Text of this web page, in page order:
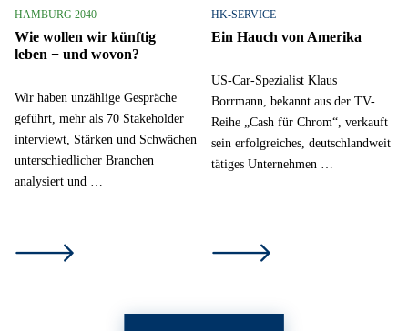
HAMBURG 2040
Wie wollen wir künftig
leben − und wovon?
Wir haben unzählige Gespräche
geführt, mehr als 70 Stakeholder
interviewt, Stärken und Schwächen
unterschiedlicher Branchen
analysiert und …
HK-SERVICE
Ein Hauch von Amerika
US-Car-Spezialist Klaus
Borrmann, bekannt aus der TV-
Reihe „Cash für Chrom“, verkauft
sein erfolgreiches, deutschlandweit
tätiges Unternehmen …